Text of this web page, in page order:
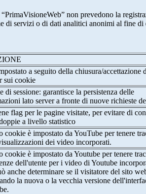
non prevedono la
servizi o di dati analitici anonimi al fine di
a seguito della chiusura/accettazione
sui cookie
di sessione: garantisce la persistenza delle
lato server a fronte di nuove richieste
flag per le pagine visitate, per evitare di
a livello statistico
cookie è impostato da YouTube per tenere
dei video incorporati.
cookie è impostato da Youtube per tenere
dell'utente per i video di Youtube
anche determinare se il visitatore del sito
la nuova o la vecchia versione